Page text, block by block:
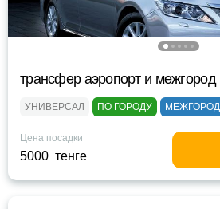
трансфер аэропорт и межгород
УНИВЕРСАЛ ПО ГОРОДУ МЕЖГОРОД
Цена посадки
5000 тенге